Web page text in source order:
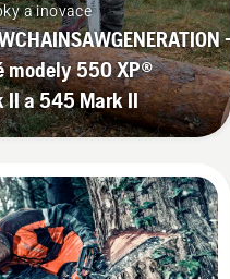
a inovace
–
modely 550 XP®
II a 545 Mark II